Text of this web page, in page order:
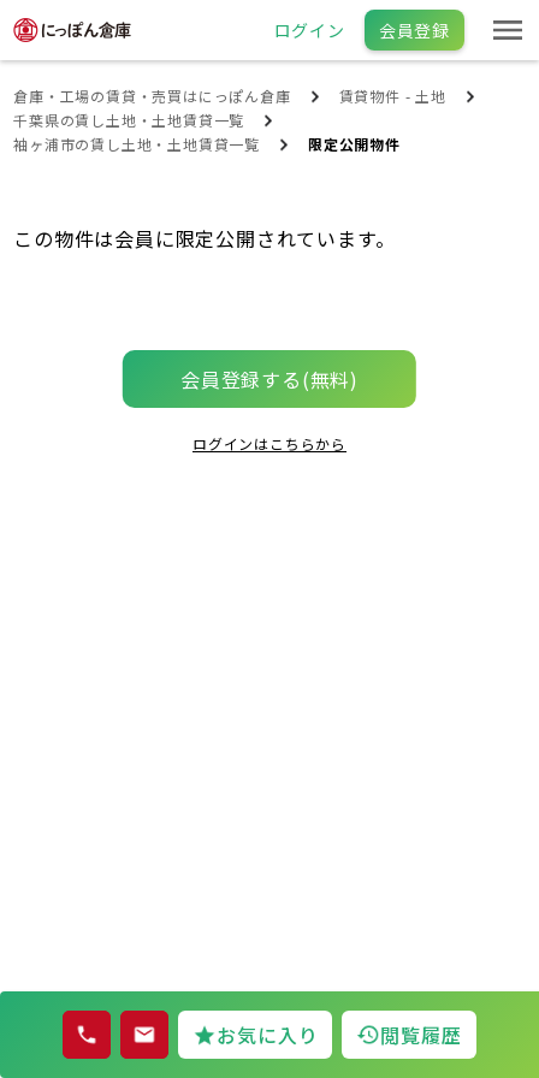
ログイン 会員登録
倉庫・工場の賃貸・売買はにっぽん倉庫
賃貸物件 - 土地
千葉県の賃し土地・土地賃貸一覧
袖ヶ浦市の賃し土地・土地賃貸一覧
限定公開物件
お気に入り 閲覧履歴
この物件は会員に限定公開されています。
会員登録する(無料)
ログインはこちらから